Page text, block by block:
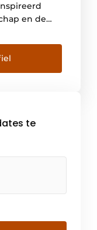
en de
op basis
de
De vloer is
te